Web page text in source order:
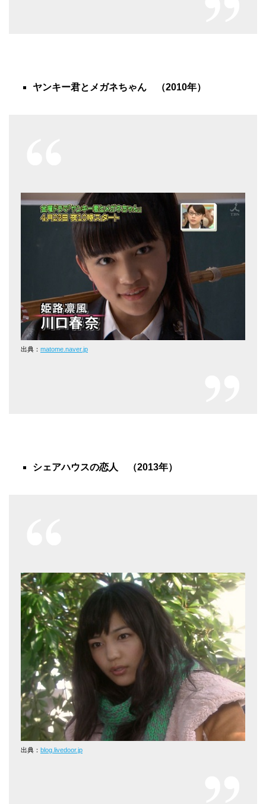
ヤンキー君とメガネちゃん （2010年）
出典： matome.naver.jp
シェアハウスの恋人 （2013年）
出典： blog.livedoor.jp